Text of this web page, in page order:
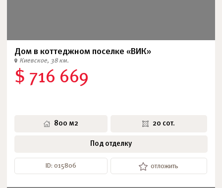
Дом в коттеджном поселке «ВИК»
Киевское, 38 км.
$ 716 669
800 м2 20 сот.
Под отделку
ID: 015806 отложить